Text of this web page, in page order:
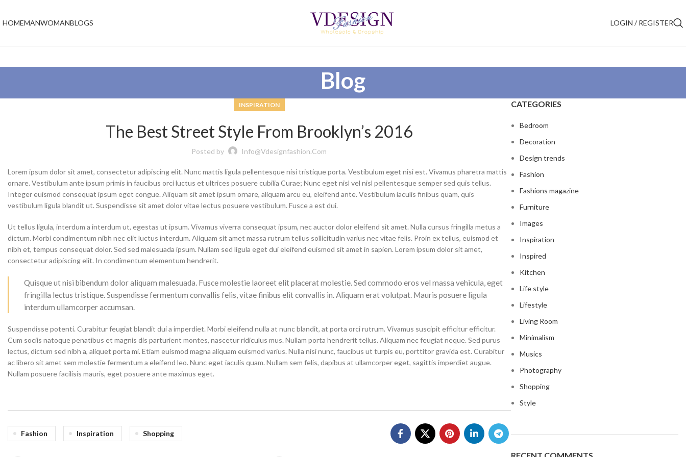
HOMEMAN
Shop By Design
Ripped Jeans
Vintage Jeans
Business Casual Jeans
Shop By Fit
Skinny Fit Jeans
Slim Fit Jeans
Relaxed Fit
Shop By Fabric
Stretchable Denim
WOMANBLOGS LOGIN / REGISTER
Blog
INSPIRATION
The Best Street Style From Brooklyn’s 2016
Posted by Info@vdesignfashion.com
Lorem ipsum dolor sit amet, consectetur adipiscing elit. Nunc mattis ligula pellentesque nisi tristique porta. Vestibulum eget nisi est. Vivamus pharetra mattis
ornare. Vestibulum ante ipsum primis in faucibus orci luctus et ultrices posuere cubilia Curae; Nunc eget nisl vel nisl pellentesque semper sed quis tellus.
Integer euismod consequat ipsum eget congue. Aliquam sit amet ipsum ornare, aliquam arcu eu, eleifend ante. Vestibulum iaculis finibus quam, quis
vestibulum ligula blandit ut. Suspendisse sit amet dolor vitae lectus posuere vestibulum. Fusce a est dui.
Ut tellus ligula, interdum a interdum ut, egestas ut ipsum. Vivamus viverra consequat ipsum, nec auctor dolor eleifend sit amet. Nulla cursus fringilla metus a
dictum. Morbi condimentum nibh nec elit luctus interdum. Aliquam sit amet massa rutrum tellus sollicitudin varius nec vitae felis. Proin ex tellus, euismod et
nibh et, tempus consequat dolor. Sed sed malesuada ipsum. Nullam sed ligula eget dui eleifend euismod sit amet in sapien. Lorem ipsum dolor sit amet,
consectetur adipiscing elit. In condimentum elementum hendrerit.
Quisque ut nisi bibendum dolor aliquam malesuada. Fusce molestie laoreet elit placerat molestie. Sed commodo eros vel massa vehicula, eget
fringilla lectus tristique. Suspendisse fermentum convallis felis, vitae finibus elit convallis in. Aliquam erat volutpat. Mauris posuere ligula
interdum ullamcorper accumsan.
Suspendisse potenti. Curabitur feugiat blandit dui a imperdiet. Morbi eleifend nulla at nunc blandit, at porta orci rutrum. Vivamus suscipit efficitur efficitur.
Cum sociis natoque penatibus et magnis dis parturient montes, nascetur ridiculus mus. Nullam porta hendrerit tellus. Aliquam nec feugiat neque. Sed purus
lectus, dictum sed nibh a, aliquet porta mi. Etiam euismod magna aliquam euismod varius. Nulla nisi nunc, faucibus ut turpis eu, porttitor gravida est. Curabitur
ac libero sit amet sem molestie fermentum a eleifend leo. Nunc eget iaculis quam. Nullam sem felis, dapibus at ullamcorper eget, sagittis imperdiet augue.
Nullam posuere facilisis mauris, eget posuere ante maximus eget.
Fashion Inspiration Shopping
CATEGORIES
Bedroom
Decoration
Design trends
Fashion
Fashions magazine
Furniture
Images
Inspiration
Inspired
Kitchen
Life style
Lifestyle
Living Room
Minimalism
Musics
Photography
Shopping
Style